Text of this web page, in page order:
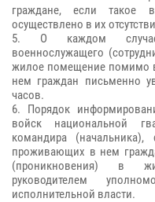
граждане, если такое
осуществлено в их
5. О каждом случае
военнослужащего
жилое помещение помимо
нем граждан письменно
часов.
6. Порядок
войск национальной
командира
проживающих в нем
(проникновения) в
руководителем
исполнительной власти.